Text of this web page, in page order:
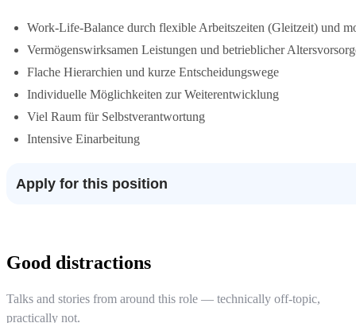
Work-Life-Balance durch flexible Arbeitszeiten (Gleitzeit) und
Vermögenswirksamen Leistungen und betrieblicher
Flache Hierarchien und kurze Entscheidungswege
Individuelle Möglichkeiten zur Weiterentwicklung
Viel Raum für Selbstverantwortung
Intensive Einarbeitung
Apply for this position
Good distractions
Talks and stories from around this role — technically off-topic,
practically not.